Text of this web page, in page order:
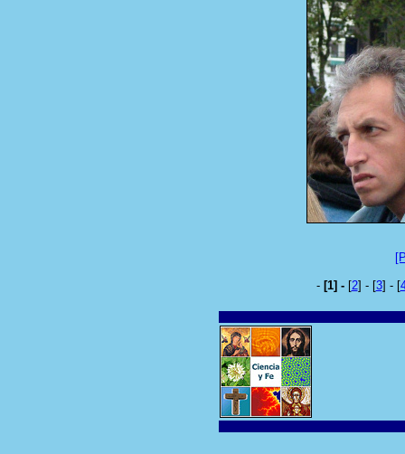
- [1] - [2] - [3] - [